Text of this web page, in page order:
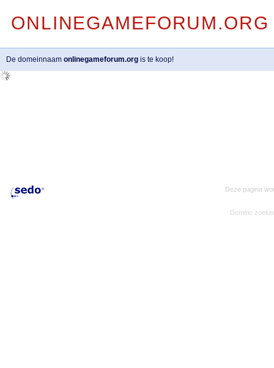
ONLINEGAMEFORUM.ORG
De domeinnaam onlinegameforum.org is te koop!
Deze pagina
Domein